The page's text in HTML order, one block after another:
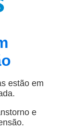
estão em
e